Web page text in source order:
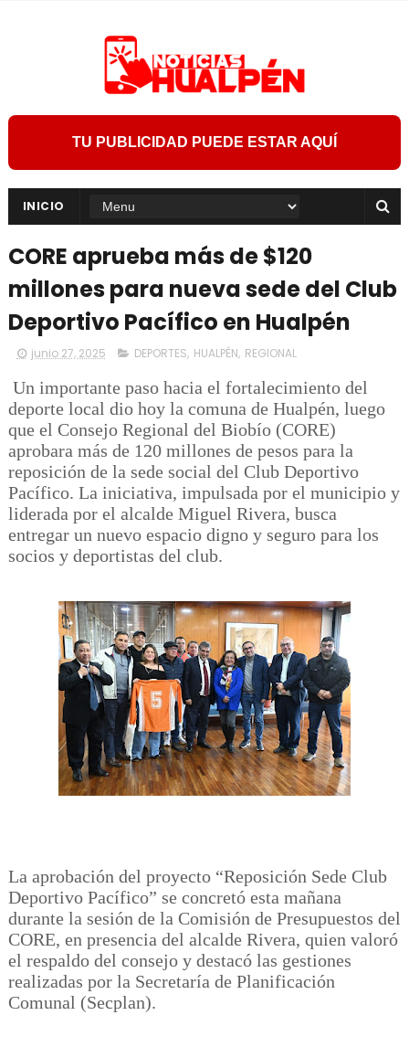
TU PUBLICIDAD PUEDE ESTAR AQUÍ
INICIO
CORE aprueba más de $120
millones para nueva sede del Club
Deportivo Pacífico en Hualpén
junio 27, 2025 DEPORTES, HUALPÉN, REGIONAL
Un importante paso hacia el fortalecimiento del
deporte local dio hoy la comuna de Hualpén, luego
que el Consejo Regional del Biobío (CORE)
aprobara más de 120 millones de pesos para la
reposición de la sede social del Club Deportivo
Pacífico. La iniciativa, impulsada por el municipio y
liderada por el alcalde Miguel Rivera, busca
entregar un nuevo espacio digno y seguro para los
socios y deportistas del club.
La aprobación del proyecto “Reposición Sede Club
Deportivo Pacífico” se concretó esta mañana
durante la sesión de la Comisión de Presupuestos del
CORE, en presencia del alcalde Rivera, quien valoró
el respaldo del consejo y destacó las gestiones
realizadas por la Secretaría de Planificación
Comunal (Secplan).